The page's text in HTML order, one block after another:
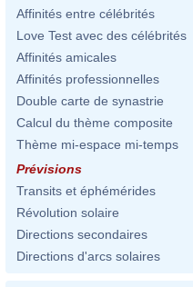
Affinités entre célébrités
Love Test avec des célébrités
Affinités amicales
Affinités professionnelles
Double carte de synastrie
Calcul du thème composite
Thème mi-espace mi-temps
Prévisions
Transits et éphémérides
Révolution solaire
Directions secondaires
Directions d'arcs solaires